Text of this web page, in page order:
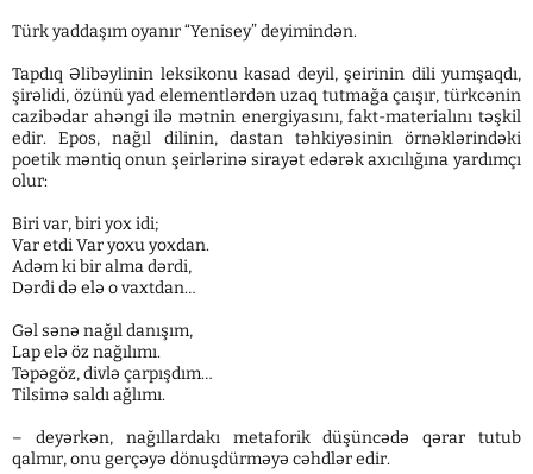
Türk yaddaşım oyanır “Yenisey” deyimindən.
Tapdıq Əlibəylinin leksikonu kasad deyil, şeirinin dili yumşaqdı,
şirəlidi, özünü yad elementlərdən uzaq tutmağa çaışır, türkcənin
cazibədar ahəngi ilə mətnin energiyasını, fakt-materialını təşkil
edir. Epos, nağıl dilinin, dastan təhkiyəsinin örnəklərindəki
poetik məntiq onun şeirlərinə sirayət edərək axıcılığına yardımçı
olur:
Biri var, biri yox idi;
Var etdi Var yoxu yoxdan.
Adəm ki bir alma dərdi,
Dərdi də elə o vaxtdan…
Gəl sənə nağıl danışım,
Lap elə öz nağılımı.
Təpəgöz, divlə çarpışdım…
Tilsimə saldı ağlımı.
– deyərkən, nağıllardakı metaforik düşüncədə qərar tutub
qalmır, onu gerçəyə dönuşdürməyə cəhdlər edir.